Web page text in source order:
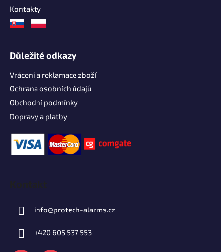
Kontakty
Důležité odkazy
Vrácení a reklamace zboží
Ochrana osobních údajů
Obchodní podmínky
Dopravy a platby
Kontakt
info@protech-alarms.cz
+420 605 537 553